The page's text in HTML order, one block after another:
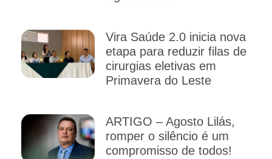
Vira Saúde 2.0 inicia nova
etapa para reduzir filas de
cirurgias eletivas em
Primavera do Leste
ARTIGO – Agosto Lilás,
romper o silêncio é um
compromisso de todos!